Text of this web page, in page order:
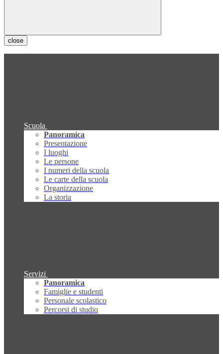
close
Scuola
Panoramica
Presentazione
I luoghi
Le persone
I numeri della scuola
Le carte della scuola
Organizzazione
La storia
Servizi
Panoramica
Famiglie e studenti
Personale scolastico
Percorsi di studio